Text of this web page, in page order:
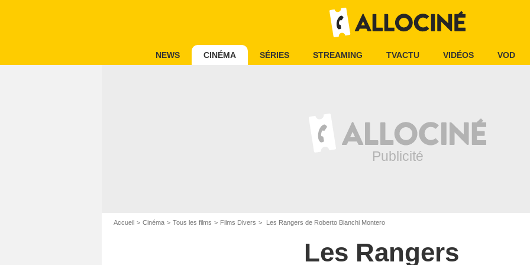
NEWS CINÉMA SÉRIES STREAMING TVACTU VIDÉOS VOD
Accueil Cinéma Tous les films Films Divers Les Rangers de Roberto Bianchi Montero
Les Rangers